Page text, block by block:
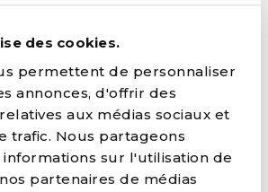
des cookies.
permettent de personnaliser
annonces, d'offrir des
aux médias sociaux et
trafic. Nous partageons
sur l'utilisation de
partenaires de médias
date significative et de